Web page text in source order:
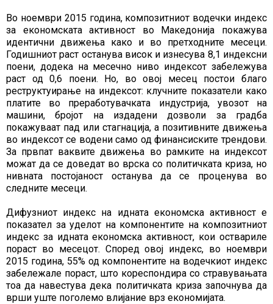
Во ноември 2015 година, композитниот водечки индекс
за економската активност во Македонија покажува
идентични движења како и во претходните месеци.
Годишниот раст останува висок и изнесува 8,1 индексни
поени, додека на месечно ниво индексот забележува
раст од 0,6 поени. Но, во овој месец постои благо
реструктуирање на индексот: клучните показатели како
платите во преработувачката индустрија, увозот на
машини, бројот на издадени дозволи за градба
покажуваат пад или стагнација, а позитивните движења
во индексот се водени само од финансиските трендови.
За првпат ваквите движења во рамките на индексот
можат да се доведат во врска со политичката криза, но
нивната постојаност останува да се проценува во
следните месеци.
Дифузниот индекс на идната економска активност е
показател за уделот на компонентите на композитниот
индекс за идната економска активност, кои оствариле
пораст во месецот. Според овој индекс, во ноември
2015 година, 55% од компонентите на водечкиот индекс
забележале пораст, што кореспондира со стравувањата
тоа да навестува дека политичката криза започнува да
врши уште поголемо влијание врз економијата.